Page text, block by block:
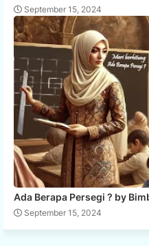
September 15, 2024
Ada Berapa Persegi ? by
September 15, 2024